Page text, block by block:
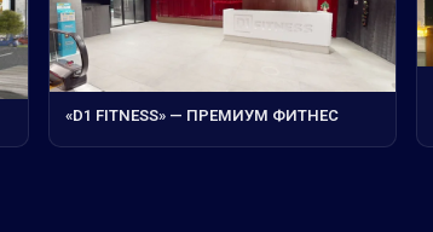
«D1 FITNESS» — ПРЕМИУМ ФИТНЕС